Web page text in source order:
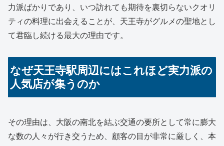
力派ばかりであり、いつ訪れても期待を裏切らないクオリ
ティの料理に出会えることが、天王寺がグルメの聖地とし
て君臨し続ける最大の理由です。
なぜ天王寺駅周辺にはこれほど実力派の
人気店が集うのか
その理由は、大阪の南北を結ぶ交通の要所として常に膨大
な数の人々が行き交うため、顧客の目が非常に厳しく、本